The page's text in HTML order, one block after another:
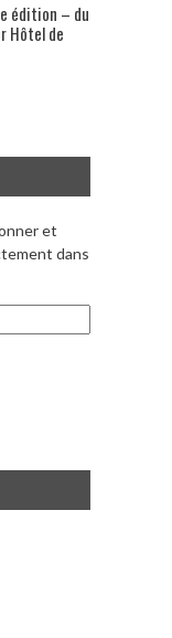
édition – du
Hôtel de
et
dans